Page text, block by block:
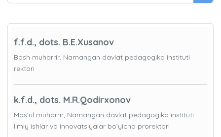
f.f.d., dots. B.E.Xusanov
Bosh muharrir, Namangan davlat pedagogika instituti
rektori
k.f.d., dots. M.R.Qodirxonov
Mas’ul muharrir, Namangan davlat pedagogika instituti
Ilmiy ishlar va innovatsiyalar bo’yicha prorektori